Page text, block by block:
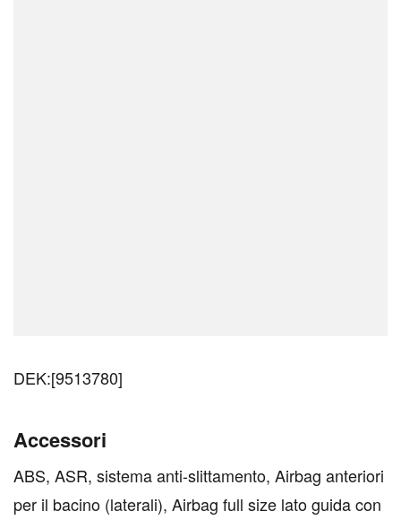
DEK:[9513780]
Accessori
ABS, ASR, sistema anti-slittamento, Airbag anteriori
per il bacino (laterali), Airbag full size lato guida con